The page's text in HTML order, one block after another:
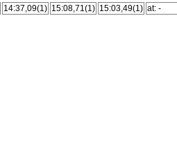
14:37,09(1) 15:08,71(1) 15:03,49(1) at: -